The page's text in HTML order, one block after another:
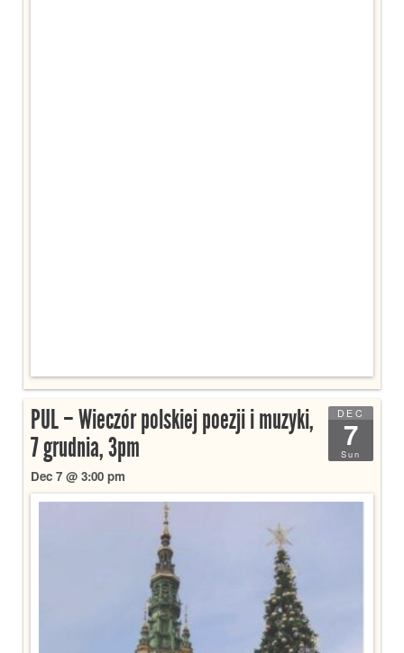
DEC
7
Sun
PUL – Wieczór polskiej poezji i muzyki,
7 grudnia, 3pm
Dec 7 @ 3:00 pm